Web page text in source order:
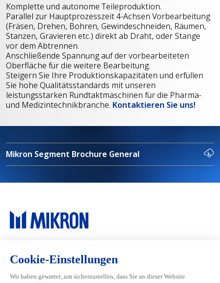
Komplette und autonome Teileproduktion.
Parallel zur Hauptprozesszeit 4-Achsen Vorbearbeitung
(Fräsen, Drehen, Bohren, Gewindeschneiden, Räumen,
Stanzen, Gravieren etc.) direkt ab Draht, oder Stange
vor dem Abtrennen.
Anschließende Spannung auf der vorbearbeiteten
Oberfläche für die weitere Bearbeitung.
Steigern Sie Ihre Produktionskapazitäten und erfüllen
Sie hohe Qualitätsstandards mit unseren
leistungsstarken Rundtaktmaschinen für die Pharma-
und Medizintechnikbranche. Kontaktieren Sie uns!
Mikron Segment Brochure General
Main navigation